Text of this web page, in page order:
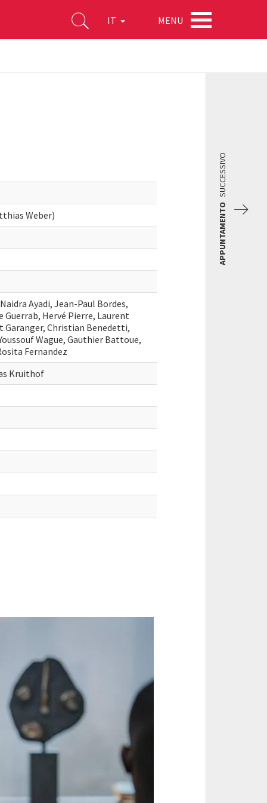
IT MENU
Weber)
Ayadi, Jean-Paul Bordes,
Guerrab, Hervé Pierre, Laurent
Garanger, Christian Benedetti,
Wague, Gauthier Battoue,
Fernandez
Kruithof
APPUNTAMENTO
SUCCESSIVO